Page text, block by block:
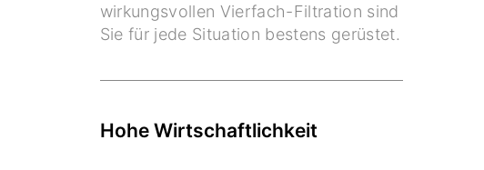
wirkungsvollen Vierfach-Filtration sind
Sie für jede Situation bestens gerüstet.
Hohe Wirtschaftlichkeit